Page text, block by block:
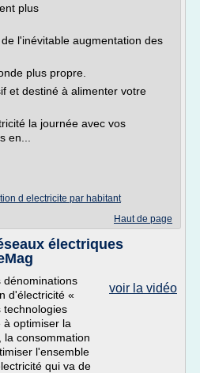
plus
l'inévitable augmentation des
plus propre.
et destiné à alimenter votre
la journée avec vos
en...
d electricite par habitant
Haut de page
électriques
voir la vidéo
dénominations
d'électricité «
technologies
à optimiser la
la consommation
l'ensemble
qui va de